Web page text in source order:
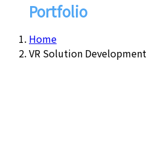
Portfolio
Home
VR Solution Development